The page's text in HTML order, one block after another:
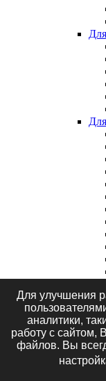
Для улучшения
аналитики,
работу с сайтом,
файлов. Вы